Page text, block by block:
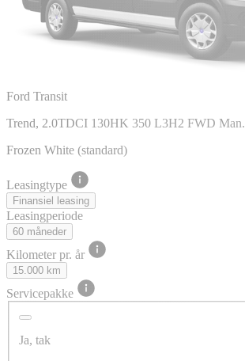
Ford Transit
Trend, 2.0TDCI 130HK 350 L3H2 FWD Man.
Frozen White (standard)
Leasingtype
Finansiel leasing
Leasingperiode
60 måneder
Kilometer pr. år
15.000 km
Servicepakke
Ja, tak